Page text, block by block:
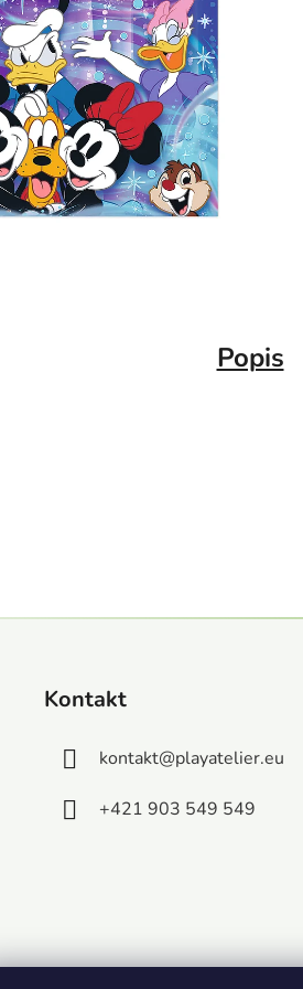
Popis
Kontakt
kontakt@playatelier.eu
+421 903 549 549